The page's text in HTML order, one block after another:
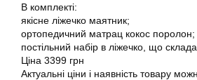
В комплекті:
якісне ліжечко маятник;
ортопедичний матрац кокос поролон;
постільний набір в ліжечко, що
Ціна 3399 грн
Актуальні ціни і наявність товару